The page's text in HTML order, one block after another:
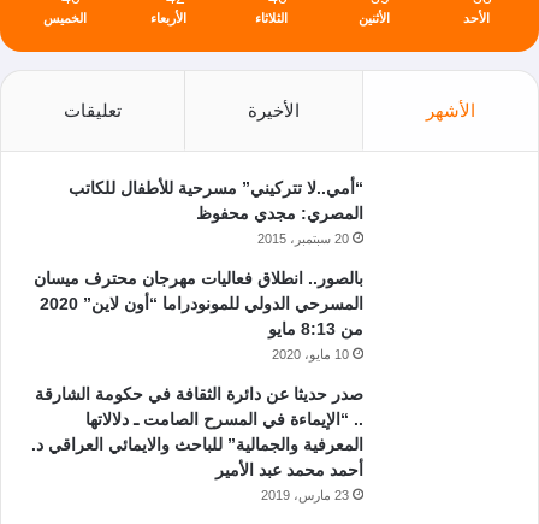
الأحد الأثنين الثلاثاء الأربعاء الخميس
الأشهر الأخيرة تعليقات
“أمي..لا تتركيني” مسرحية للأطفال للكاتب
المصري: مجدي محفوظ
20 سبتمبر، 2015
بالصور.. انطلاق فعاليات مهرجان محترف ميسان
المسرحي الدولي للمونودراما “أون لاين” 2020
من 8:13 مايو
10 مايو، 2020
صدر حديثا عن دائرة الثقافة في حكومة الشارقة
.. “الإيماءة في المسرح الصامت ـ دلالاتها
المعرفية والجمالية” للباحث والايمائي العراقي د.
أحمد محمد عبد الأمير
23 مارس، 2019